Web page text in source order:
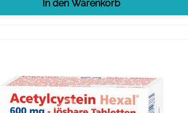
In den Warenkorb